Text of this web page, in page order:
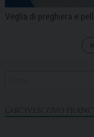
Veglia di preghiera e
L’ARCIVESCOVO